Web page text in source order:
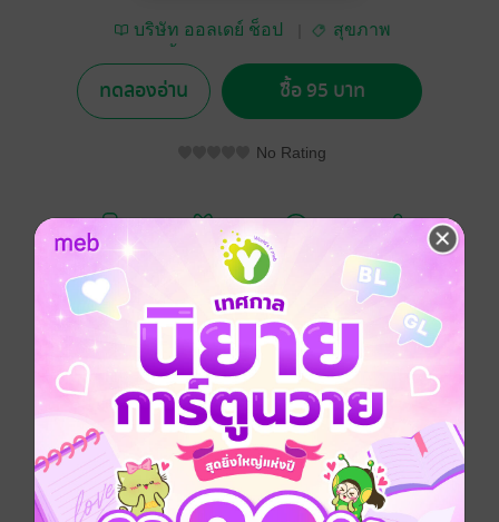
บริษัท ออลเดย์ ช็อป
สุขภาพ
ทดลองอ่าน ซื้อ 95 บาท
No Rating
อยากได้ ซื้อเป็นของขวัญ ติดตาม
การดูเเลลูกน้อยอันเป็นที่รัก หมายถึงการใส่ใจ การให้เวลา
การมอบสิ่งที่ดีที่สุด เเละที่ขาดไม่ได้คือ
ความรอบรู้ในเรื่องเด็กเล็กที่พ่อเเม่ควรจะมี
ดูหนังสือเรื่องอื่นๆ ของเรา ได้ที่ www.pailinbooknet.com
ประเภทไฟล์ pdf